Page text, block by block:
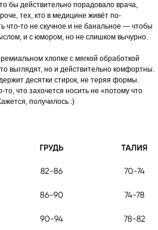
бы действительно порадовало врача,
тех, кто в медицине живёт по-
что-то не скучное и не банальное — чтобы
и с юмором, но не слишком вычурно.
хлопке с мягкой обработкой
выглядят, но и действительно комфортны.
десятки стирок, не теряя формы.
что захочется носить не «потому что
получилось :)